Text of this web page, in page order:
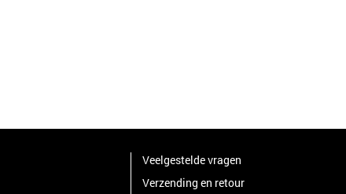
Veelgestelde vragen
Verzending en retour